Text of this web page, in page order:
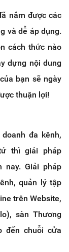
nắm được các
và dễ áp dụng.
cách thức nào
dựng nội dung
bạn sẽ ngày
thuận lợi!
đa kênh,
thì giải pháp
nay. Giải pháp
quản lý tập
trên Website,
sàn Thương
đến chuỗi cửa